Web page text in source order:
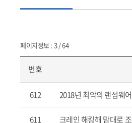
페이지정보 : 3 / 64
번호
612 2018년 최악의 랜섬웨
611 크레인 해킹해 맘대로